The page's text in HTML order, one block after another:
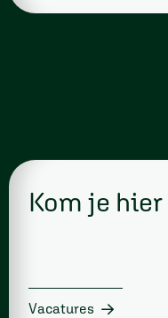
Kom je
Vacatures